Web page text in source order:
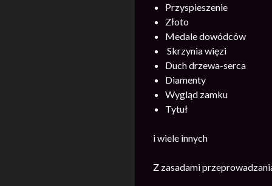
Przyspieszenie
Złoto
Medale dowódców
Skrzynia więzi
Duch drzewa-serca
Diamenty
Wygląd zamku
Tytuł
i wiele innych
Z zasadami